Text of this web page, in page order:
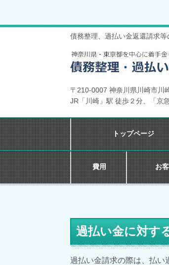
債務整理、過払い金返還請求
〒210-0007 神奈川県川崎市川
JR「川崎」駅 徒歩２分、「京
トップページ
費用 お
過払い金に対す
過払い金請求の際は、払い